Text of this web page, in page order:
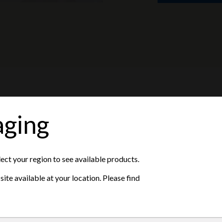
als een
zich inzet
om contact
your region to see available products.
available at your location. Please find